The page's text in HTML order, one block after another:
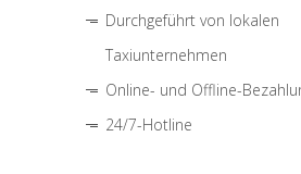
Durchgeführt von lokalen
Taxiunternehmen
Online- und Offline-
24/7-Hotline